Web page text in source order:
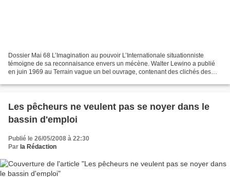
Dossier Mai 68 L’Imagination au pouvoir L’Internationale situationniste
témoigne de sa reconnaisance envers un mécène. Walter Lewino a publié
en juin 1969 au Terrain vague un bel ouvrage, contenant des clichés des
Les pêcheurs ne veulent pas se noyer dans le
bassin d'emploi
Publié le 26/05/2008 à 22:30
Par la Rédaction